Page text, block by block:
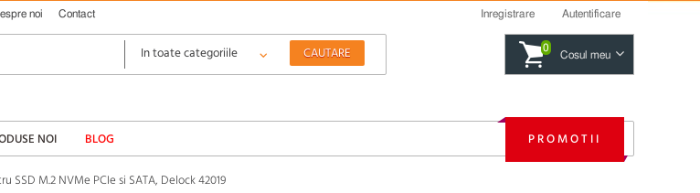
noi Contact Inregistrare Autentificare
0
Cosul meu
NOI BLOG PROMOTII
SSD M.2 NVMe PCIe si SATA, Delock 42019